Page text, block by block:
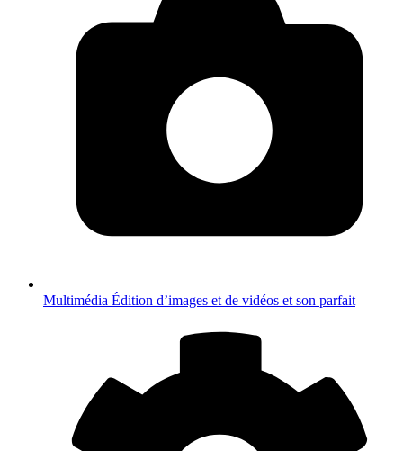
Multimédia Édition d’images et de vidéos et son parfait